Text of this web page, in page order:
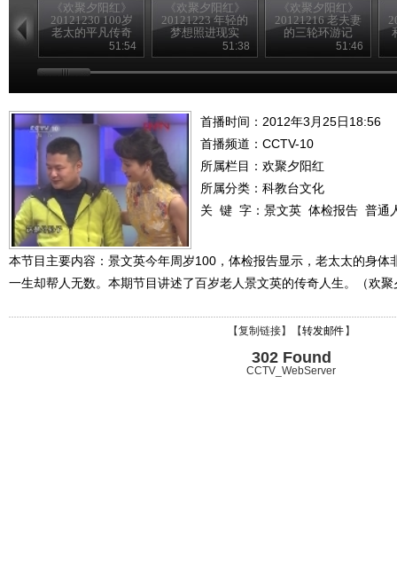
《欢聚夕阳红》
20121230 100岁
老太的平凡传奇
51:54
《欢聚夕阳红》
20121223 年轻的
梦想照进现实
51:38
《欢聚夕阳红》
20121216 老夫妻
的三轮环游记
51:46
首播时间：2012年3月25日18:56
首播频道： CCTV-10
所属栏目： 欢聚夕阳红
所属分类：科教台文化
关 键 字： 景文英 体检报告 普通
本节目主要内容：景文英今年周岁100，体检报告显示，老太太的身体
一生却帮人无数。本期节目讲述了百岁老人景文英的传奇人生。（欢
【复制链接】【转发邮件 】
302 Found
CCTV_WebServer